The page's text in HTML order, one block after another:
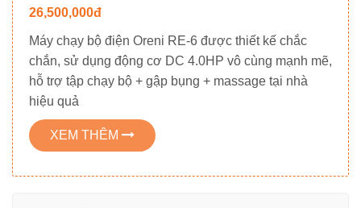
26,500,000đ
Máy chạy bộ điện Oreni RE-6 được thiết kế chắc
chắn, sử dụng động cơ DC 4.0HP vô cùng mạnh mẽ,
hỗ trợ tập chạy bộ + gập bụng + massage tại nhà
hiệu quả
XEM THÊM